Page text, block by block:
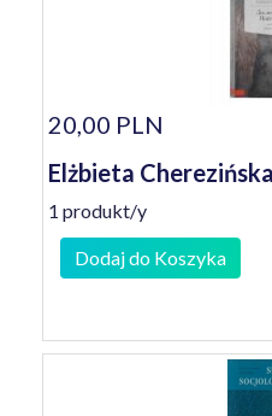
20,00 PLN
Elżbieta
1 produkt/y
Dodaj do Koszyka